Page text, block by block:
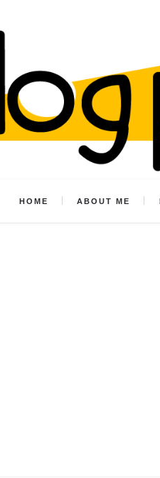
HOME ABOUT ME